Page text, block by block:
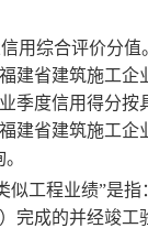
用综合评价分
建省建筑施工企
季度信用得分按
建省建筑施工
似工程业绩”是
完成的并经竣工